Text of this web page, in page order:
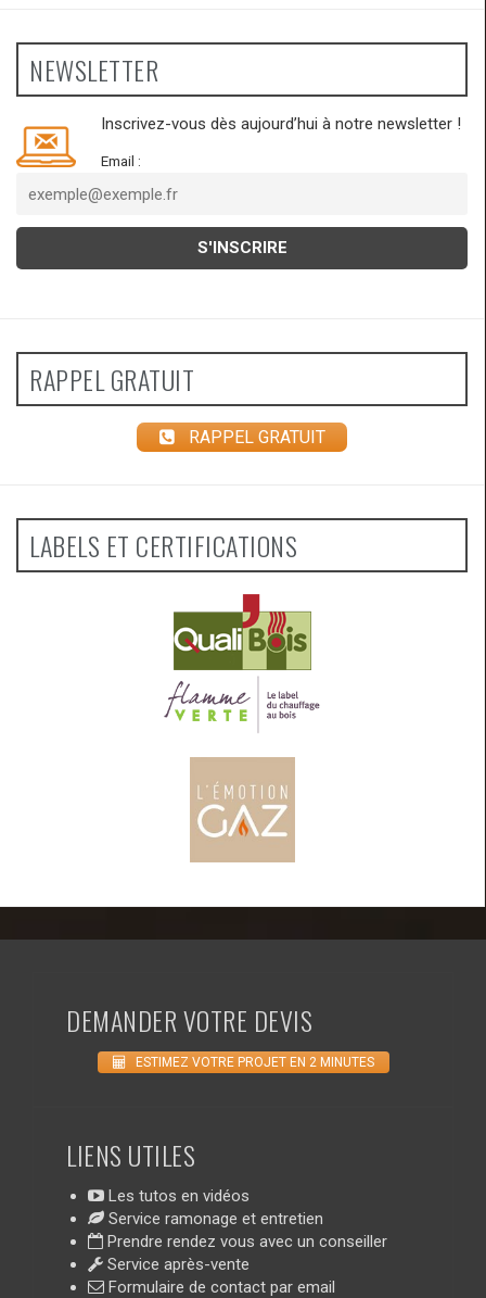
NEWSLETTER
Inscrivez-vous dès aujourd’hui à notre newsletter !
Email :
RAPPEL GRATUIT
RAPPEL GRATUIT
LABELS ET CERTIFICATIONS
DEMANDER VOTRE DEVIS
ESTIMEZ VOTRE PROJET EN 2 MINUTES
LIENS UTILES
Les tutos en vidéos
Service ramonage et entretien
Prendre rendez vous avec un conseiller
Service après-vente
Formulaire de contact par email